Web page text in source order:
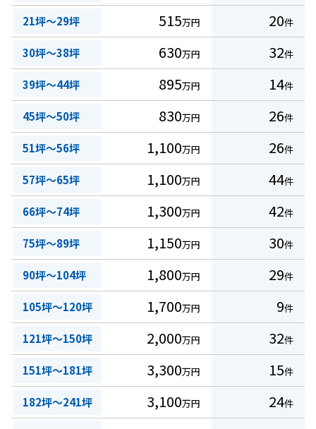
21坪～29坪 515万円 20件
30坪～38坪 630万円 32件
39坪～44坪 895万円 14件
45坪～50坪 830万円 26件
51坪～56坪 1,100万円 26件
57坪～65坪 1,100万円 44件
66坪～74坪 1,300万円 42件
75坪～89坪 1,150万円 30件
90坪～104坪 1,800万円 29件
105坪～120坪 1,700万円 9件
121坪～150坪 2,000万円 32件
151坪～181坪 3,300万円 15件
182坪～241坪 3,100万円 24件